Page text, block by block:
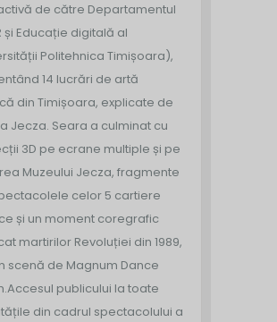
de către Departamentul
și Educație digitală al
Politehnica Timișoara),
14 lucrări de artă
din Timișoara, explicate de
Jecza. Seara a culminat cu
3D pe ecrane multiple și pe
Muzeului Jecza, fragmente
celor 5 cartiere
și un moment coregrafic
martirilor Revoluției din 1989,
scenă de Magnum Dance
Accesul publicului la toate
din cadrul spectacolului a